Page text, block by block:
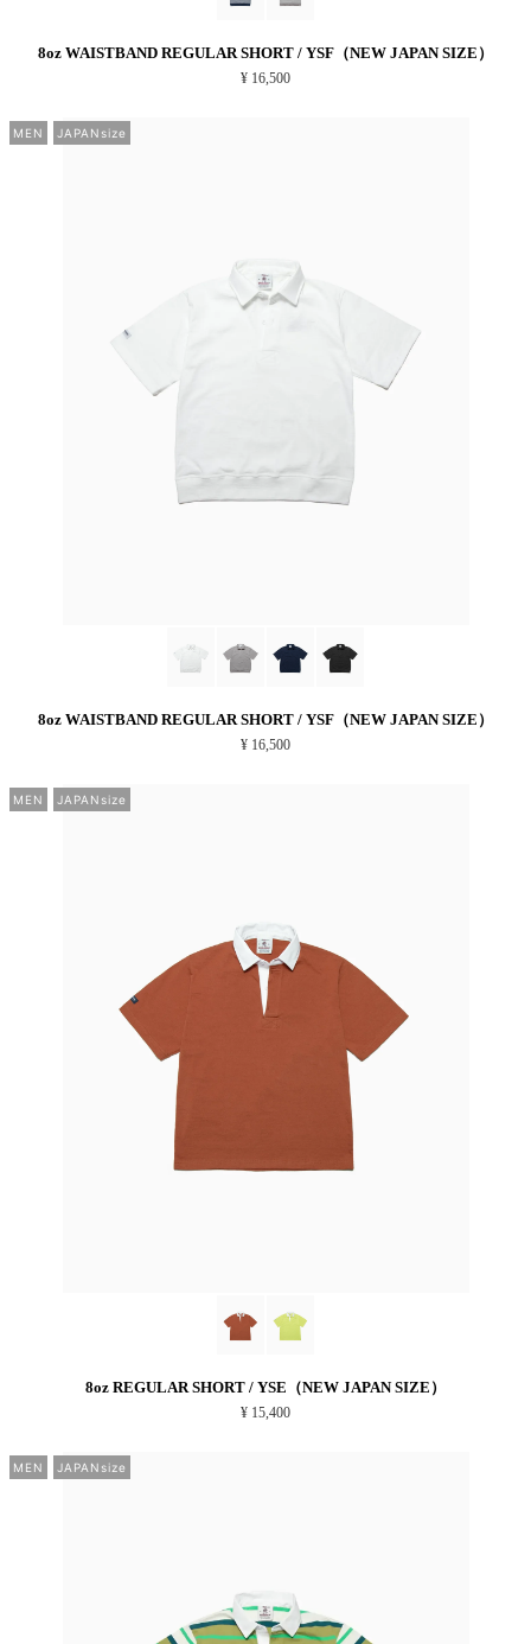
8oz WAISTBAND REGULAR SHORT / YSF（NEW JAPAN SIZE）
¥ 16,500
MEN JAPANsize
8oz WAISTBAND REGULAR SHORT / YSF（NEW JAPAN SIZE）
¥ 16,500
MEN JAPANsize
8oz REGULAR SHORT / YSE（NEW JAPAN SIZE）
¥ 15,400
MEN JAPANsize